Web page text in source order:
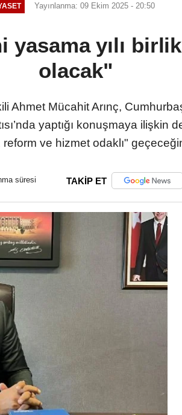
Yayınlanma: 09 Ekim 2025 - 20:50
yasama yılı
olacak"
Mücahit Arınç,
yaptığı konuşmaya
ve hizmet odaklı"
süresi TAKİP ET